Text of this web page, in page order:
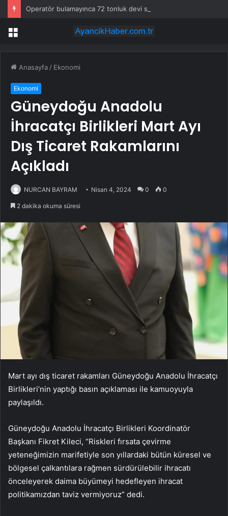
Menü
Anasayfa / Ekonomi
Ekonomi
Güneydoğu Anadolu
İhracatçı Birlikleri Mart Ayı
Dış Ticaret Rakamlarını
Açıkladı
NURCAN BAYRAM Nisan 4, 2024 0 0
2 dakika okuma süresi
Mart ayı dış ticaret rakamları Güneydoğu Anadolu İhracatçı
Birlikleri’nin yaptığı basın açıklaması ile kamuoyuyla
paylaşıldı.
Güneydoğu Anadolu İhracatçı Birlikleri Koordinatör
Başkanı Fikret Kileci, “Riskleri fırsata çevirme
yeteneğimizin marifetiyle son yıllardaki bütün küresel ve
bölgesel çalkantılara rağmen sürdürülebilir ihracatı
önceleyerek daima büyümeyi hedefleyen ihracat
politikamızdan taviz vermiyoruz” dedi.